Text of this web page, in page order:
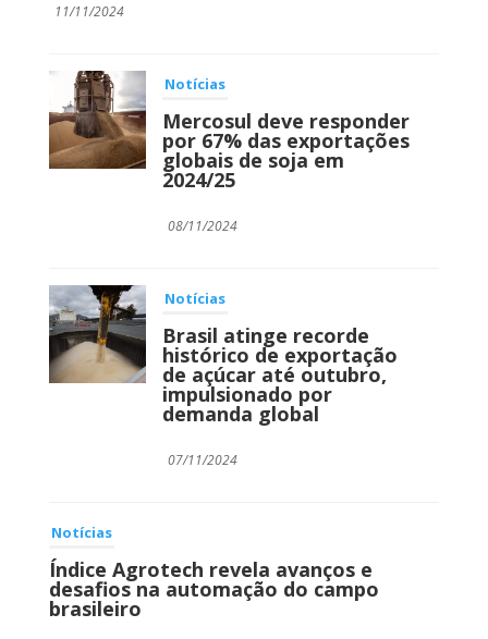
11/11/2024
Notícias
Mercosul deve responder
por 67% das exportações
globais de soja em
2024/25
08/11/2024
Notícias
Brasil atinge recorde
histórico de exportação
de açúcar até outubro,
impulsionado por
demanda global
07/11/2024
Notícias
Índice Agrotech revela avanços e
desafios na automação do campo
brasileiro